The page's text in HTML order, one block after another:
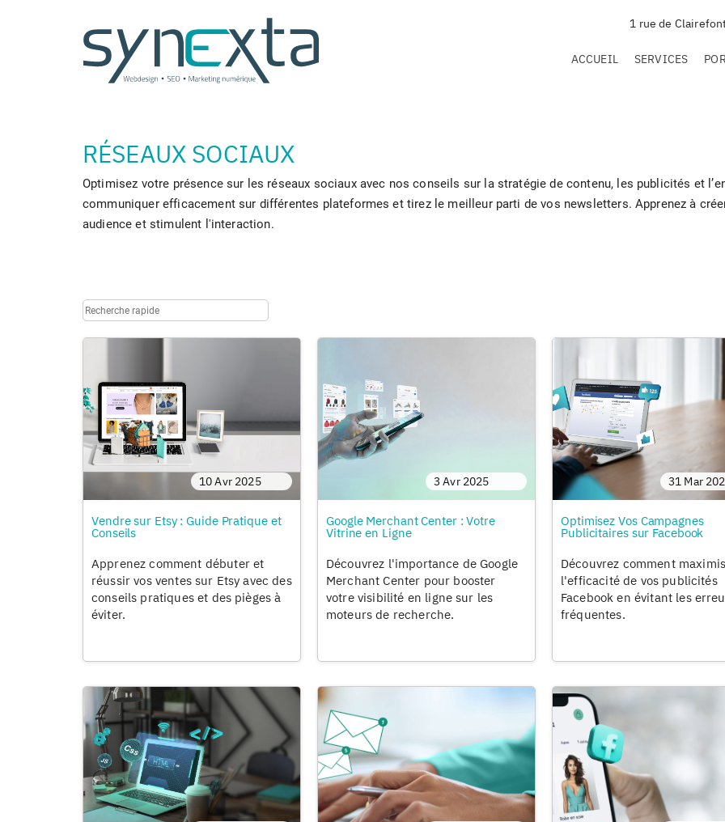
1 rue de
ACCUEIL SERVICES
RÉSEAUX SOCIAUX
Optimisez votre présence sur les réseaux sociaux avec nos conseils sur la stratégie de contenu, les publicités et
communiquer efficacement sur différentes plateformes et tirez le meilleur parti de vos newsletters. Apprenez à
audience et stimulent l'interaction.
10 Avr 2025
Vendre sur Etsy : Guide Pratique et
Conseils
Apprenez comment débuter et
réussir vos ventes sur Etsy avec des
conseils pratiques et des pièges à
éviter.
3 Avr 2025
Google Merchant Center : Votre
Vitrine en Ligne
Découvrez l'importance de Google
Merchant Center pour booster
votre visibilité en ligne sur les
moteurs de recherche.
31 Mar
Optimisez Vos Campagnes
Publicitaires sur Facebook
Découvrez comment
l'efficacité de vos publicités
Facebook en évitant les
fréquentes.